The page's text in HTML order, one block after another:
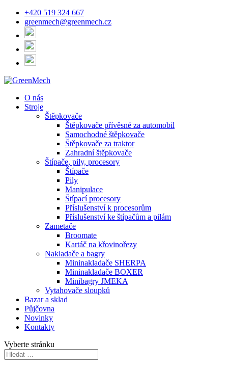
+420 519 324 667
greenmech@greenmech.cz
O nás
Stroje
Štěpkovače
Štěpkovače přívěsné za automobil
Samochodné štěpkovače
Štěpkovače za traktor
Zahradní štěpkovače
Štípače, pily, procesory
Štípače
Pily
Manipulace
Štípací procesory
Příslušenství k procesorům
Příslušenství ke štípačům a pilám
Zametače
Broomate
Kartáč na křovinořezy
Nakladače a bagry
Mininakladače SHERPA
Mininakladače BOXER
Minibagry JMEKA
Vytahovače sloupků
Bazar a sklad
Půjčovna
Novinky
Kontakty
Vyberte stránku